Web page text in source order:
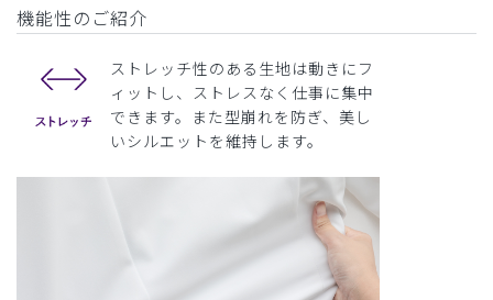
機能性のご紹介
ストレッチ性のある生地は動きにフ
ィットし、ストレスなく仕事に集中
できます。また型崩れを防ぎ、美し
いシルエットを維持します。